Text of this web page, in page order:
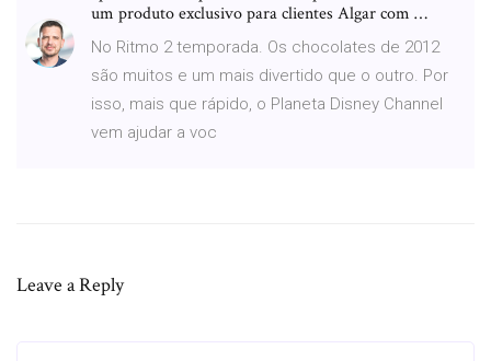
um produto exclusivo para clientes Algar com …
No Ritmo 2 temporada. Os chocolates de 2012
são muitos e um mais divertido que o outro. Por
isso, mais que rápido, o Planeta Disney Channel
vem ajudar a voc
Leave a Reply